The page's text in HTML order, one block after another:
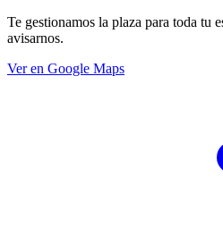
Te gestionamos la plaza para toda tu
avisarnos.
Ver en Google Maps